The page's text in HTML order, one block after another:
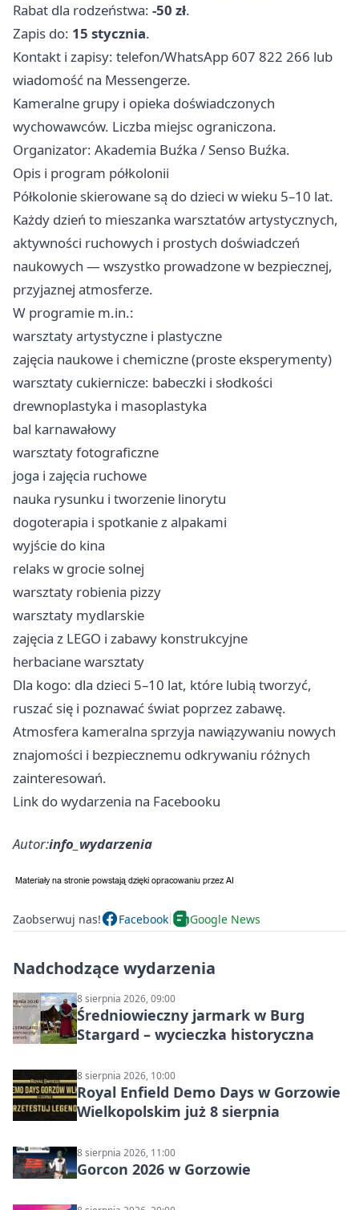
Rabat dla rodzeństwa: -50 zł.
Zapis do: 15 stycznia.
Kontakt i zapisy: telefon/WhatsApp 607 822 266 lub
wiadomość na Messengerze.
Kameralne grupy i opieka doświadczonych
wychowawców. Liczba miejsc ograniczona.
Organizator: Akademia Buźka / Senso Buźka.
Opis i program półkolonii
Półkolonie skierowane są do dzieci w wieku 5–10 lat.
Każdy dzień to mieszanka warsztatów artystycznych,
aktywności ruchowych i prostych doświadczeń
naukowych — wszystko prowadzone w bezpiecznej,
przyjaznej atmosferze. ‍
W programie m.in.:
warsztaty artystyczne i plastyczne
zajęcia naukowe i chemiczne (proste eksperymenty) ‍
warsztaty cukiernicze: babeczki i słodkości
drewnoplastyka i masoplastyka
bal karnawałowy
warsztaty fotograficzne
joga i zajęcia ruchowe ‍‍
nauka rysunku i tworzenie linorytu
dogoterapia i spotkanie z alpakami
wyjście do kina
relaks w grocie solnej
warsztaty robienia pizzy
warsztaty mydlarskie
zajęcia z LEGO i zabawy konstrukcyjne
herbaciane warsztaty
Dla kogo: dla dzieci 5–10 lat, które lubią tworzyć,
ruszać się i poznawać świat poprzez zabawę.
Atmosfera kameralna sprzyja nawiązywaniu nowych
znajomości i bezpiecznemu odkrywaniu różnych
zainteresowań.
Link do wydarzenia na Facebooku
Autor:info_wydarzenia
Zaobserwuj nas! Facebook Google News
Nadchodzące wydarzenia
8 sierpnia 2026, 09:00
Średniowieczny jarmark w Burg
Stargard – wycieczka historyczna
8 sierpnia 2026, 10:00
Royal Enfield Demo Days w Gorzowie
Wielkopolskim już 8 sierpnia
8 sierpnia 2026, 11:00
Gorcon 2026 w Gorzowie